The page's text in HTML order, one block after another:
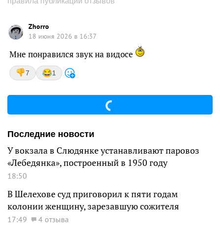
Zhorro
18 июня 2026 в 16:37
Мне понравился звук на видосе
7 1
Последние новости
У вокзала в Слюдянке устанавливают паровоз
«Лебедянка», построенный в 1950 году
18:50
В Шелехове суд приговорил к пяти годам
колонии женщину, зарезавшую сожителя
17:49 4 отзыва